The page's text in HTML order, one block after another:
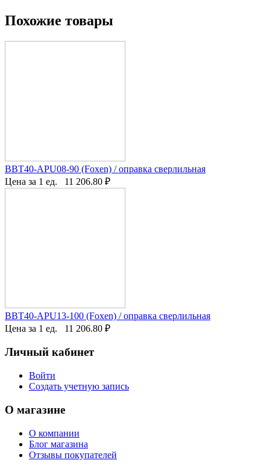
Похожие товары
BBT40-APU08-90 (Foxen) / оправка сверлильная
Цена за 1 ед.
11 206.80 ₽
BBT40-APU13-100 (Foxen) / оправка сверлильная
Цена за 1 ед.
11 206.80 ₽
Личный кабинет
Войти
Создать учетную запись
О магазине
О компании
Блог магазина
Отзывы покупателей